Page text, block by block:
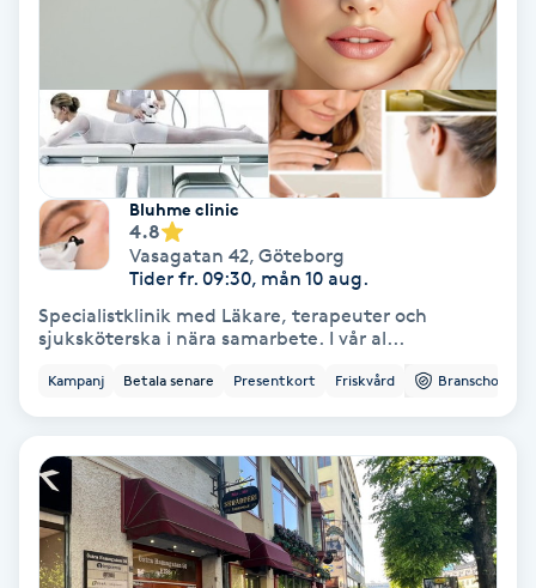
Fransförlängning Megavolym
Fransförlängning Volym
Fransk manikyr
Fransrengöring
Frekvensterapi
Friskvård
Friskvårdsmassage
Frisör
Funktionsanalys
Bluhme clinic
4.8
Vasagatan 42, Göteborg
Tider fr. 09:30, mån 10 aug.
Specialistklinik med Läkare, terapeuter och
sjuksköterska i nära samarbete. I vår al...
Kampanj Betala senare Presentkort Friskvård Branschorg.